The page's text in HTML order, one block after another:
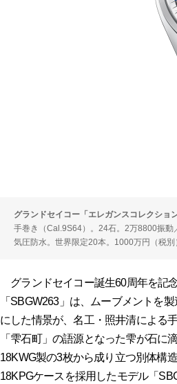
グランドセイコー「エレガンスコレクショ
手巻き（Cal.9S64）。24石。2万8800振
気圧防水。世界限定20本。1000万円（税別
グランドセイコー誕生60周年を記
「SBGW263」は、ムーブメントを
にした情景が、名工・照井清による
「雫石町」の語源となった雫が石に
18KWG製の3枚から成り立つ別体構
18KPGケースを採用したモデル「